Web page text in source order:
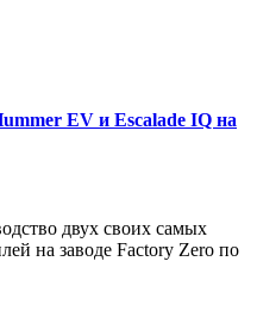
EV и Escalade IQ на
на заводе Factory Zero по